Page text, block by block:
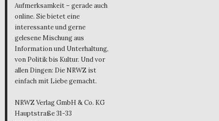
Aufmerksamkeit – gerade auch
online. Sie bietet eine
interessante und gerne
gelesene Mischung aus
Information und Unterhaltung,
von Politik bis Kultur. Und vor
allen Dingen: Die NRWZ ist
einfach mit Liebe gemacht.
NRWZ Verlag GmbH & Co. KG
Hauptstraße 31-33